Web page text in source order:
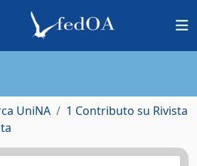
UniNA
1 Contributo su Rivista